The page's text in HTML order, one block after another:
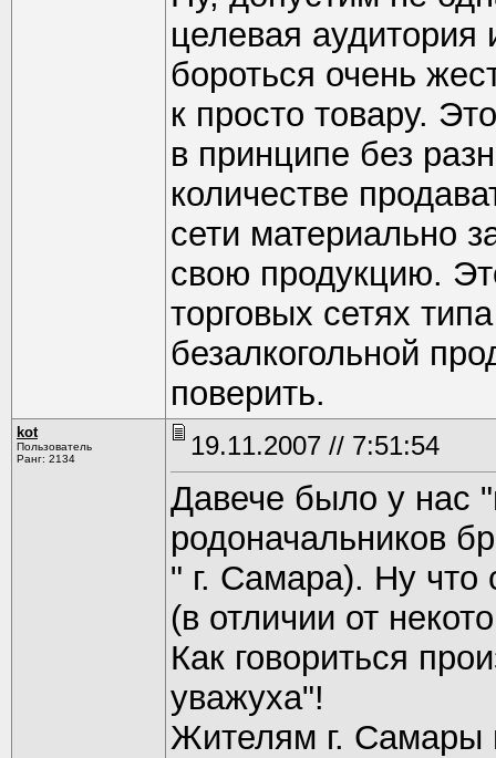
целевая аудитория
бороться очень
к просто товару.
в принципе без
количестве
сети материально
свою продукцию.
торговых сетях
безалкогольной
поверить.
kot
Пользователь
Ранг: 2134
19.11.2007 // 7:51:54
Давече было у нас
родоначальников
" г. Самара). Ну что
(в отличии от
Как говориться
уважуха"!
Жителям г. Самары